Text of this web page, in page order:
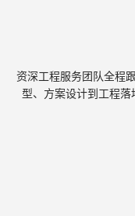
资深工程服务团队全程
型、方案设计到工程落